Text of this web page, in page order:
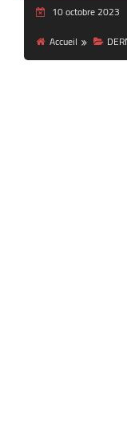
10 octobre 2023
Accueil